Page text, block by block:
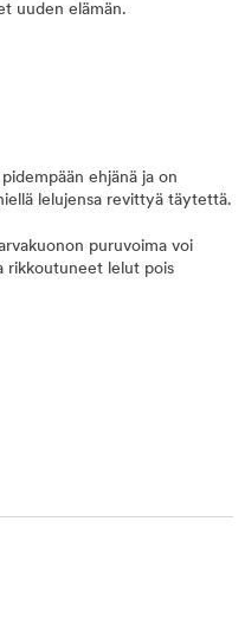
uuden elämän.
ehjänä ja on
lelujensa revittyä täytettä.
puruvoima voi
rikkoutuneet lelut pois